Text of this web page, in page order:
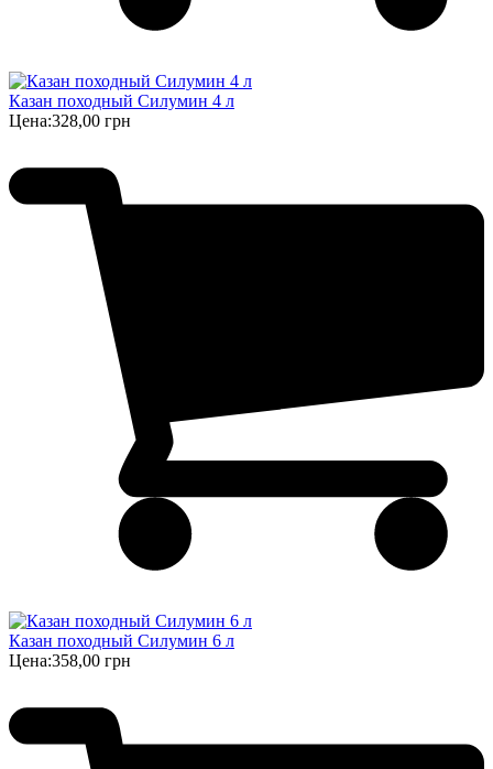
Казан походный Силумин 4 л
Цена:328,00 грн
Казан походный Силумин 6 л
Цена:358,00 грн